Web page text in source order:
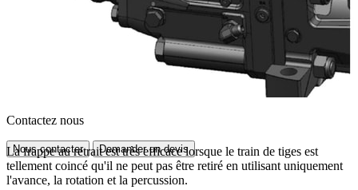
Contactez nous
Nous contacter Demander un devis
La frappe au retrait est très efficace lorsque le train de tiges est
tellement coincé qu'il ne peut pas être retiré en utilisant uniquement
l'avance, la rotation et la percussion.